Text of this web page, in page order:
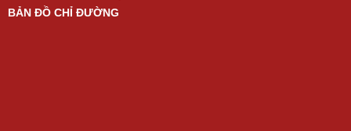
BẢN ĐỒ CHỈ ĐƯỜNG